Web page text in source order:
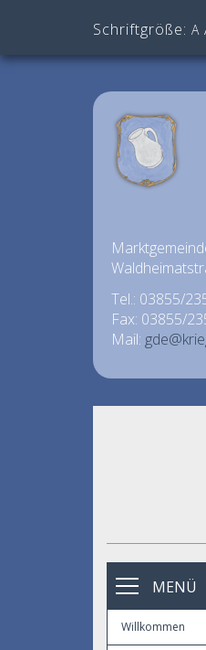
Schriftgröße: A
Tel.: 03855/
Fax: 03855/
Mail:
MENÜ
Willkommen